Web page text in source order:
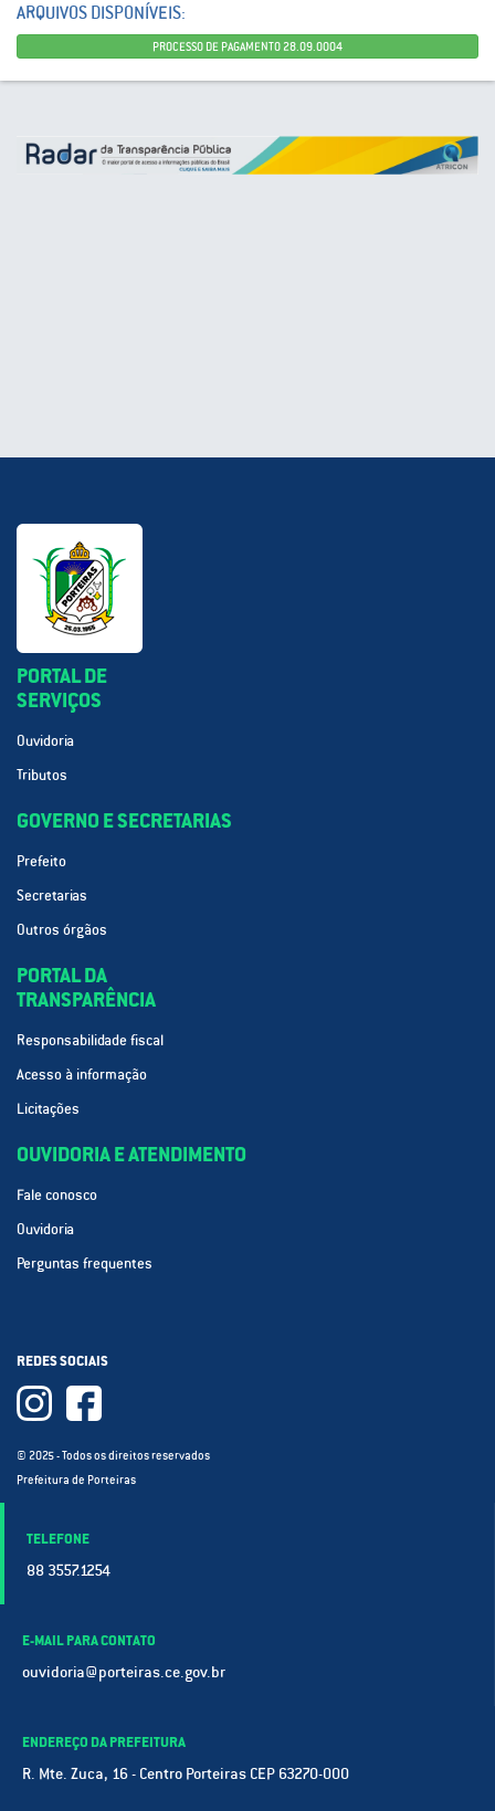
ARQUIVOS DISPONÍVEIS:
PROCESSO DE PAGAMENTO 28.09.0004
PORTAL DE
SERVIÇOS
Ouvidoria
Tributos
GOVERNO E SECRETARIAS
Prefeito
Secretarias
Outros órgãos
PORTAL DA
TRANSPARÊNCIA
Responsabilidade fiscal
Acesso à informação
Licitações
OUVIDORIA E ATENDIMENTO
Fale conosco
Ouvidoria
Perguntas frequentes
REDES SOCIAIS
© 2025 - Todos os direitos reservados
Prefeitura de Porteiras
TELEFONE
88 3557.1254
E-MAIL PARA CONTATO
ouvidoria@porteiras.ce.gov.br
ENDEREÇO DA PREFEITURA
R. Mte. Zuca, 16 - Centro Porteiras CEP 63270-000